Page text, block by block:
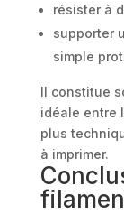
résister à
supporter
simple
Il constitue
idéale entre
plus
à imprimer.